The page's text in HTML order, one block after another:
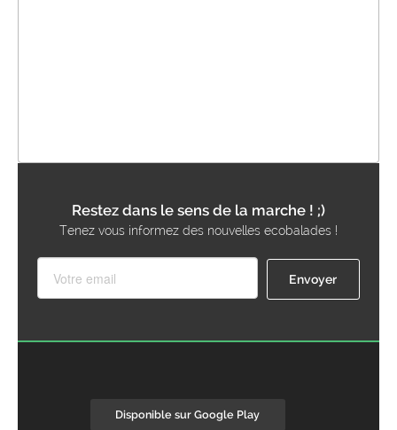
Restez dans le sens de la marche ! ;)
Tenez vous informez des nouvelles ecobalades !
Disponible sur Google Play